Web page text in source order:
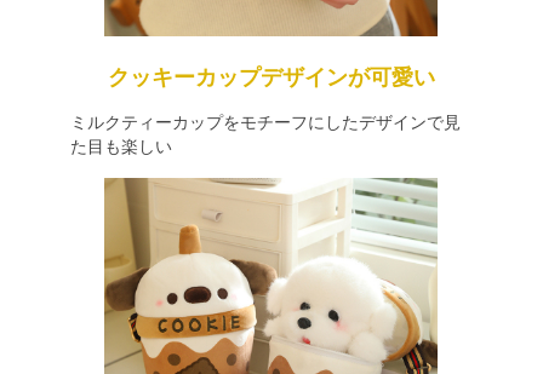
クッキーカップデザインが可愛い
ミルクティーカップをモチーフにしたデザインで見
た目も楽しい